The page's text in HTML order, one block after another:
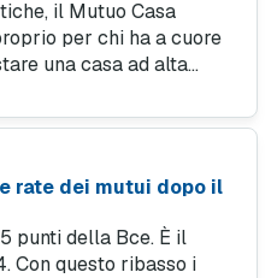
il Mutuo Casa
per chi ha a cuore
una casa ad alta
rate dei mutui dopo il
punti della Bce. È il
Con questo ribasso i